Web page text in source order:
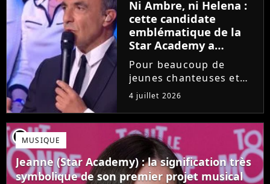
Academy annonce les
dates de sa...
Ni Ambre, ni Helena :
cette candidate
emblématique de la
Star Academy a
souffert après
l'émission, "J'étais
traitée de potiche"
Pour beaucoup de
jeunes chanteuses et
chanteurs, la Star
Academy est un rêve.
Mais comme l'a rappelé
une ancienne gagnante,
l'émission de TF1 n'est
pas toujours simple à
vivre.
4 juillet 2026
player2MUSIQUE
Jeanne (Star Academy) : la signification très
symbolique de son premier projet musical